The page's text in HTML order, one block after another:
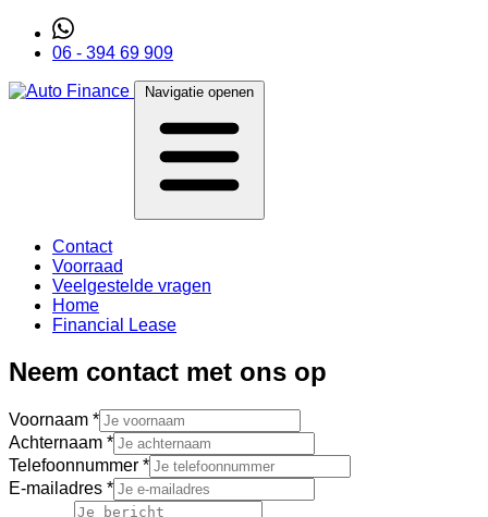
06 - 394 69 909
Navigatie openen
Contact
Voorraad
Veelgestelde vragen
Home
Financial Lease
Neem contact met ons op
Voornaam
Achternaam
Telefoonnummer
E-mailadres